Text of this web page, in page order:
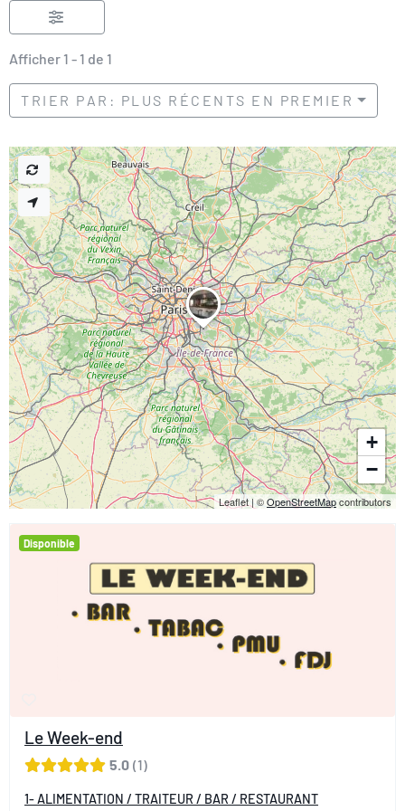
Afficher 1 - 1 de 1
TRIER PAR: PLUS RÉCENTS EN PREMIER
Le Week-end
5.0 1
1- ALIMENTATION / TRAITEUR / BAR / RESTAURANT
Disponible
+
−
Leaflet | ©OpenStreetMapcontributors